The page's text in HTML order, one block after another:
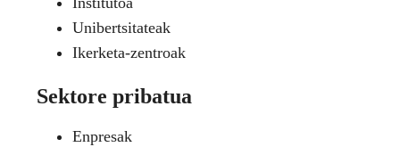
Unibertsitateak
Ikerketa-zentroak
Sektore pribatua
Enpresak